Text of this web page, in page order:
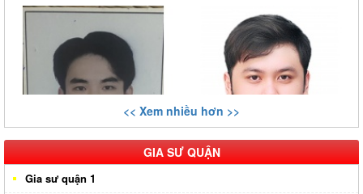
<< Xem nhiều hơn >>
GIA SƯ QUẬN
Gia sư quận 1